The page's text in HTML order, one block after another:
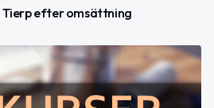
Tierp efter omsättning